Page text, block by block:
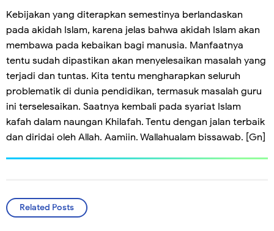
Kebijakan yang diterapkan semestinya berlandaskan
pada akidah Islam, karena jelas bahwa akidah Islam akan
membawa pada kebaikan bagi manusia. Manfaatnya
tentu sudah dipastikan akan menyelesaikan masalah yang
terjadi dan tuntas. Kita tentu mengharapkan seluruh
problematik di dunia pendidikan, termasuk masalah guru
ini terselesaikan. Saatnya kembali pada syariat Islam
kafah dalam naungan Khilafah. Tentu dengan jalan terbaik
dan diridai oleh Allah. Aamiin. Wallahualam bissawab. [Gn]
Related Posts